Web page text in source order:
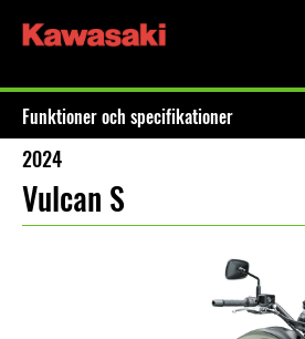
Funktioner och specifikationer
2024
Vulcan S